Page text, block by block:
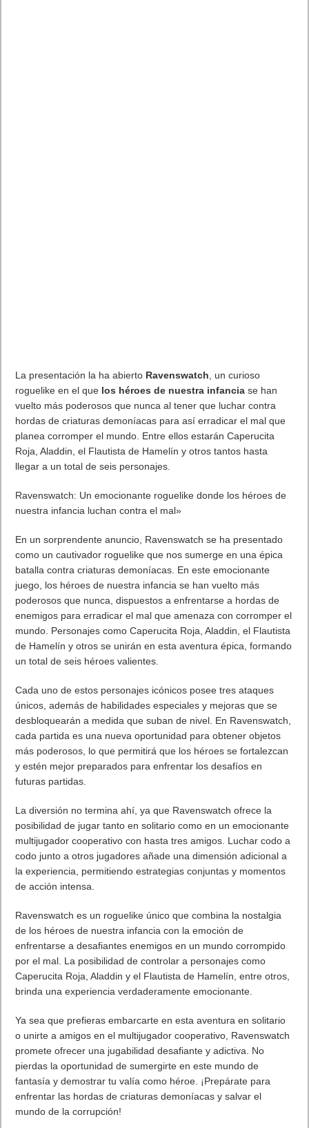
La presentación la ha abierto Ravenswatch , un curioso
roguelike en el que los héroes de nuestra infancia se han
vuelto más poderosos que nunca al tener que luchar contra
hordas de criaturas demoníacas para así erradicar el mal que
planea corromper el mundo. Entre ellos estarán Caperucita
Roja, Aladdin, el Flautista de Hamelín y otros tantos hasta
llegar a un total de seis personajes.
Ravenswatch: Un emocionante roguelike donde los héroes de
nuestra infancia luchan contra el mal»
En un sorprendente anuncio, Ravenswatch se ha presentado
como un cautivador roguelike que nos sumerge en una épica
batalla contra criaturas demoníacas. En este emocionante
juego, los héroes de nuestra infancia se han vuelto más
poderosos que nunca, dispuestos a enfrentarse a hordas de
enemigos para erradicar el mal que amenaza con corromper el
mundo. Personajes como Caperucita Roja, Aladdin, el Flautista
de Hamelín y otros se unirán en esta aventura épica, formando
un total de seis héroes valientes.
Cada uno de estos personajes icónicos posee tres ataques
únicos, además de habilidades especiales y mejoras que se
desbloquearán a medida que suban de nivel. En Ravenswatch,
cada partida es una nueva oportunidad para obtener objetos
más poderosos, lo que permitirá que los héroes se fortalezcan
y estén mejor preparados para enfrentar los desafíos en
futuras partidas.
La diversión no termina ahí, ya que Ravenswatch ofrece la
posibilidad de jugar tanto en solitario como en un emocionante
multijugador cooperativo con hasta tres amigos. Luchar codo a
codo junto a otros jugadores añade una dimensión adicional a
la experiencia, permitiendo estrategias conjuntas y momentos
de acción intensa.
Ravenswatch es un roguelike único que combina la nostalgia
de los héroes de nuestra infancia con la emoción de
enfrentarse a desafiantes enemigos en un mundo corrompido
por el mal. La posibilidad de controlar a personajes como
Caperucita Roja, Aladdin y el Flautista de Hamelín, entre otros,
brinda una experiencia verdaderamente emocionante.
Ya sea que prefieras embarcarte en esta aventura en solitario
o unirte a amigos en el multijugador cooperativo, Ravenswatch
promete ofrecer una jugabilidad desafiante y adictiva. No
pierdas la oportunidad de sumergirte en este mundo de
fantasía y demostrar tu valía como héroe. ¡Prepárate para
enfrentar las hordas de criaturas demoníacas y salvar el
mundo de la corrupción!